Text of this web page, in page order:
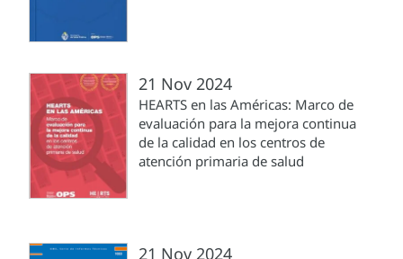
21 Nov 2024
HEARTS en las Américas: Marco de
evaluación para la mejora continua
de la calidad en los centros de
atención primaria de salud
21 Nov 2024